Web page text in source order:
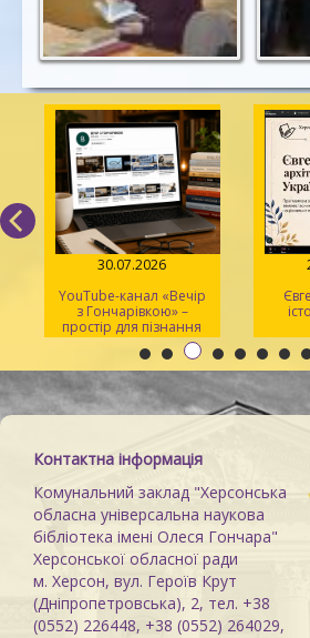
30.07.2026
YouTube-канал «Вечір
з Гончарівкою» –
простір для пізнання
та натхнення
Контактна інформація
Комунальний заклад "Херсонська
обласна універсальна наукова
бібліотека імені Олеся Гончара"
Херсонської обласної ради
м. Херсон, вул. Героїв Крут
(Дніпропетровська), 2, тел. +38
(0552) 226448, +38 (0552) 264029,